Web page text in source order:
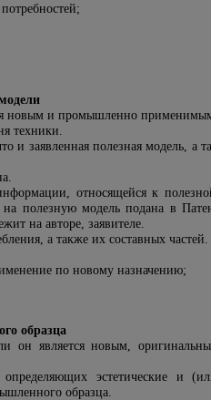
новым и промышленно
техники.
и заявленная полезная модель, а
относящейся к
полезную модель подана в
на авторе, заявителе.
а также их составных частей.
по новому назначению;
образца
он является новым,
эстетические и
образца.